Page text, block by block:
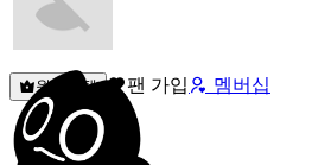
원픽선택 팬 가입 멤버십
밐타운
피드